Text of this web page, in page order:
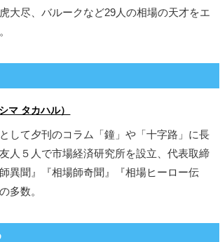
大尽、バルークなど29人の相場の天才をエ
タカハル）
して夕刊のコラム「鐘」や「十字路」に長
人５人で市場経済研究所を設立、代表取締
異聞』『相場師奇聞』『相場ヒーロー伝
多数。